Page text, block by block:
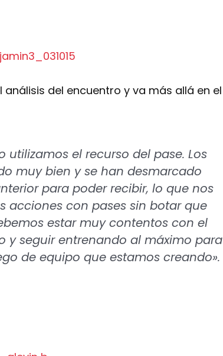
del encuentro y va más allá en el
utilizamos el recurso del pase. Los
muy bien y se han desmarcado
para poder recibir, lo que nos
acciones con pases sin botar que
estar muy contentos con el
y seguir entrenando al máximo para
de equipo que estamos creando».